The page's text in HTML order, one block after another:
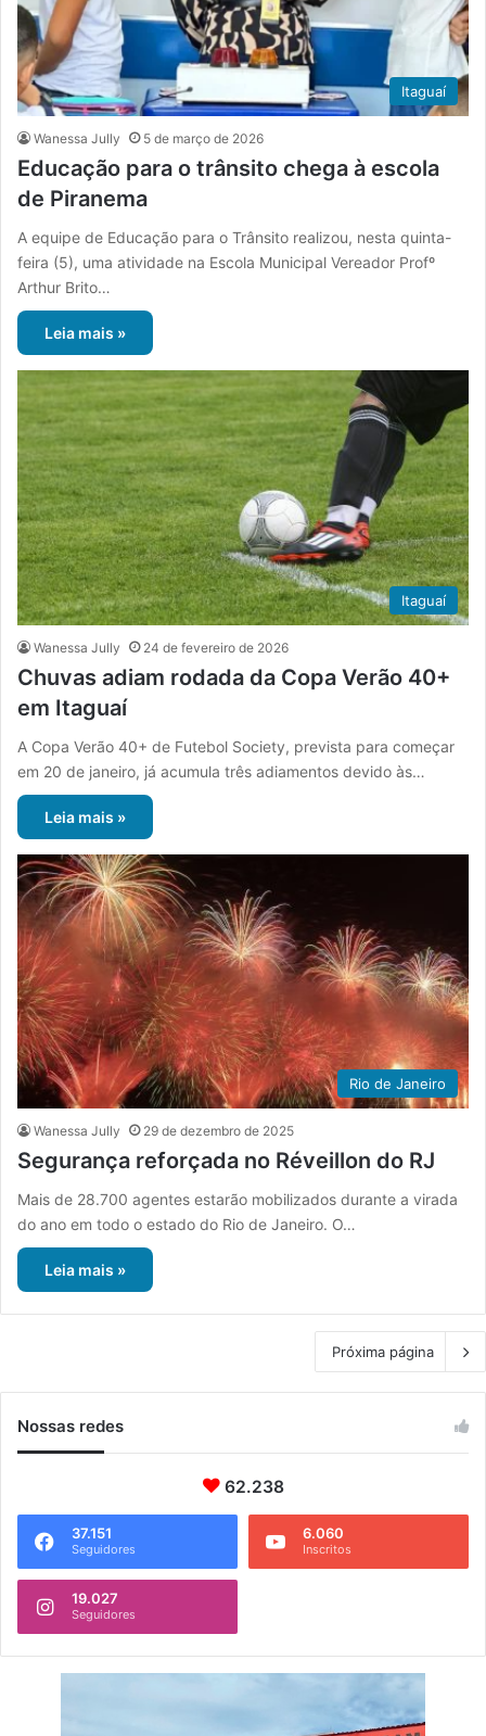
Itaguaí
Wanessa Jully 5 de março de 2026
Educação para o trânsito chega à escola
de Piranema
A equipe de Educação para o Trânsito realizou, nesta quinta-
feira (5), uma atividade na Escola Municipal Vereador Profº
Arthur Brito…
Leia mais »
Itaguaí
Wanessa Jully 24 de fevereiro de 2026
Chuvas adiam rodada da Copa Verão 40+
em Itaguaí
A Copa Verão 40+ de Futebol Society, prevista para começar
em 20 de janeiro, já acumula três adiamentos devido às…
Leia mais »
Rio de Janeiro
Wanessa Jully 29 de dezembro de 2025
Segurança reforçada no Réveillon do RJ
Mais de 28.700 agentes estarão mobilizados durante a virada
do ano em todo o estado do Rio de Janeiro. O…
Leia mais »
Próxima página
Nossas redes
62.238
37.151
Seguidores
6.060
Inscritos
19.027
Seguidores